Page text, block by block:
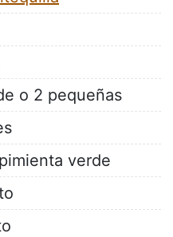
o 2 pequeñas
verde